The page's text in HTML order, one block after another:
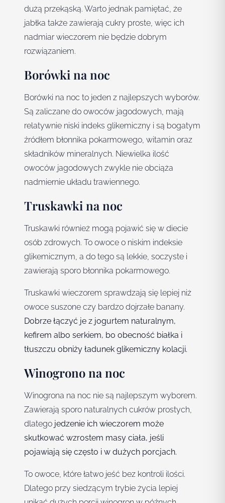
dużą przekąską. Warto jednak pamiętać, że
jabłka także zawierają cukry proste, więc ich
nadmiar wieczorem nie będzie dobrym
rozwiązaniem.
Borówki na noc
Borówki na noc to jeden z najlepszych wyborów.
Są zaliczane do owoców jagodowych, mają
relatywnie niski indeks glikemiczny i są bogatym
źródłem błonnika pokarmowego, witamin oraz
składników mineralnych. Niewielka ilość
owoców jagodowych zwykle nie obciąża
nadmiernie układu trawiennego.
Truskawki na noc
Truskawki również mogą pojawić się w diecie
osób zdrowych. To owoce o niskim indeksie
glikemicznym, a do tego są lekkie, soczyste i
zawierają sporo błonnika pokarmowego.
Truskawki wieczorem sprawdzają się lepiej niż
owoce suszone czy bardzo dojrzałe banany.
Dobrze łączyć je z jogurtem naturalnym,
kefirem albo serkiem, bo obecność białka i
tłuszczu obniży ładunek glikemiczny kolacji.
Winogrono na noc
Winogrona na noc nie są najlepszym wyborem.
Zawierają sporo naturalnych cukrów prostych,
dlatego jedzenie ich wieczorem może
skutkować wzrostem masy ciała, jeśli
pojawiają się często i w dużych porcjach.
To owoce, które łatwo jeść bez kontroli ilości.
Dlatego przy siedzącym trybie życia lepiej